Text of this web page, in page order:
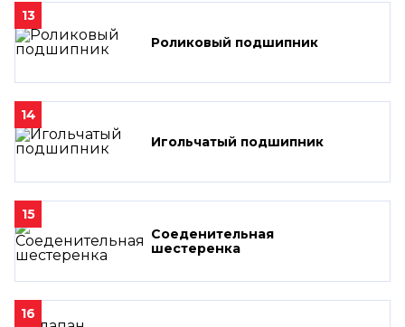
13
Роликовый подшипник
14
Игольчатый подшипник
15
Соеденительная
шестеренка
16